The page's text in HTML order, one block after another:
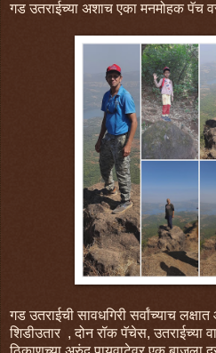
गड उतराईच्या अशाच एका मनमोहक पॅच
गड उतराईची सावधगिरी सर्वांच्याच
शिडीउतार , दोन रॉक पॅचेस, उतराईच्या